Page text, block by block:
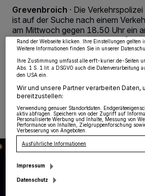
Grevenbroich · Die
ist auf der Suche nach einem
am Mittwoch gegen 18.50 Uhr ein
im Grevenbroicher Ortsteil
soll.
24.10.2025 , 11:09 Uhr Eine Minute
Partner verarbeiten Daten, um Ihnen Dienste
Zwecke. Wenn Tracker deaktiviert sind, sind manche
möglicherweise nicht mehr so relevant für Sie. Sie
wieder aufrufen, um Ihre Einstellungen zu ändern
widerrufen, indem Sie auf den Link Einstellungen
Rand der Webseite klicken. Ihre Einstellungen gelten
Weitere Informationen finden Sie in unserer
Ihre Zustimmung umfasst alle erft-kurier.de-Seiten
Abs. 1 S. 1 lit. a DSGVO auch die Datenverarbeitung
den USA ein.
Wir und unsere Partner verarbeiten Daten,
bereitzustellen:
Verwendung genauer Standortdaten.
aktiv abfragen. Speichern von oder Zugriff auf
Personalisierte Werbung und Inhalte, Messung von
Performance von Inhalten, Zielgruppenforschung
Verbesserung von Angeboten.
Ausführliche Informationen
Impressum
Datenschutz